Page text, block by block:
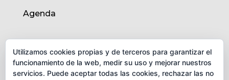
Agenda
Aviso legal
Utilizamos cookies propias y de terceros para garantizar el
funcionamiento de la web, medir su uso y mejorar nuestros
servicios. Puede aceptar todas las cookies, rechazar las no